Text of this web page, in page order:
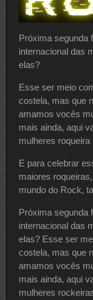
Próxima segunda
internacional das
elas?
Esse ser meio
costela, mas que
amamos vocês
mais ainda, aqui
mulheres
E para celebrar
maiores
mundo do Rock,
Próxima segunda
internacional das
elas? Esse ser
costela, mas que
amamos vocês
mais ainda, aqui
mulheres